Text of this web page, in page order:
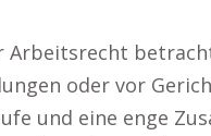
Arbeitsrecht
oder vor
und eine enge